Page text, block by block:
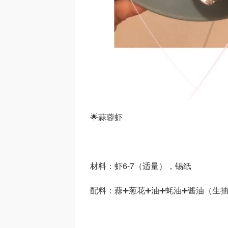
🌟蒜蓉虾
材料：虾6-7（适量），锡纸
配料：蒜➕葱花➕油➕蚝油➕酱油（生